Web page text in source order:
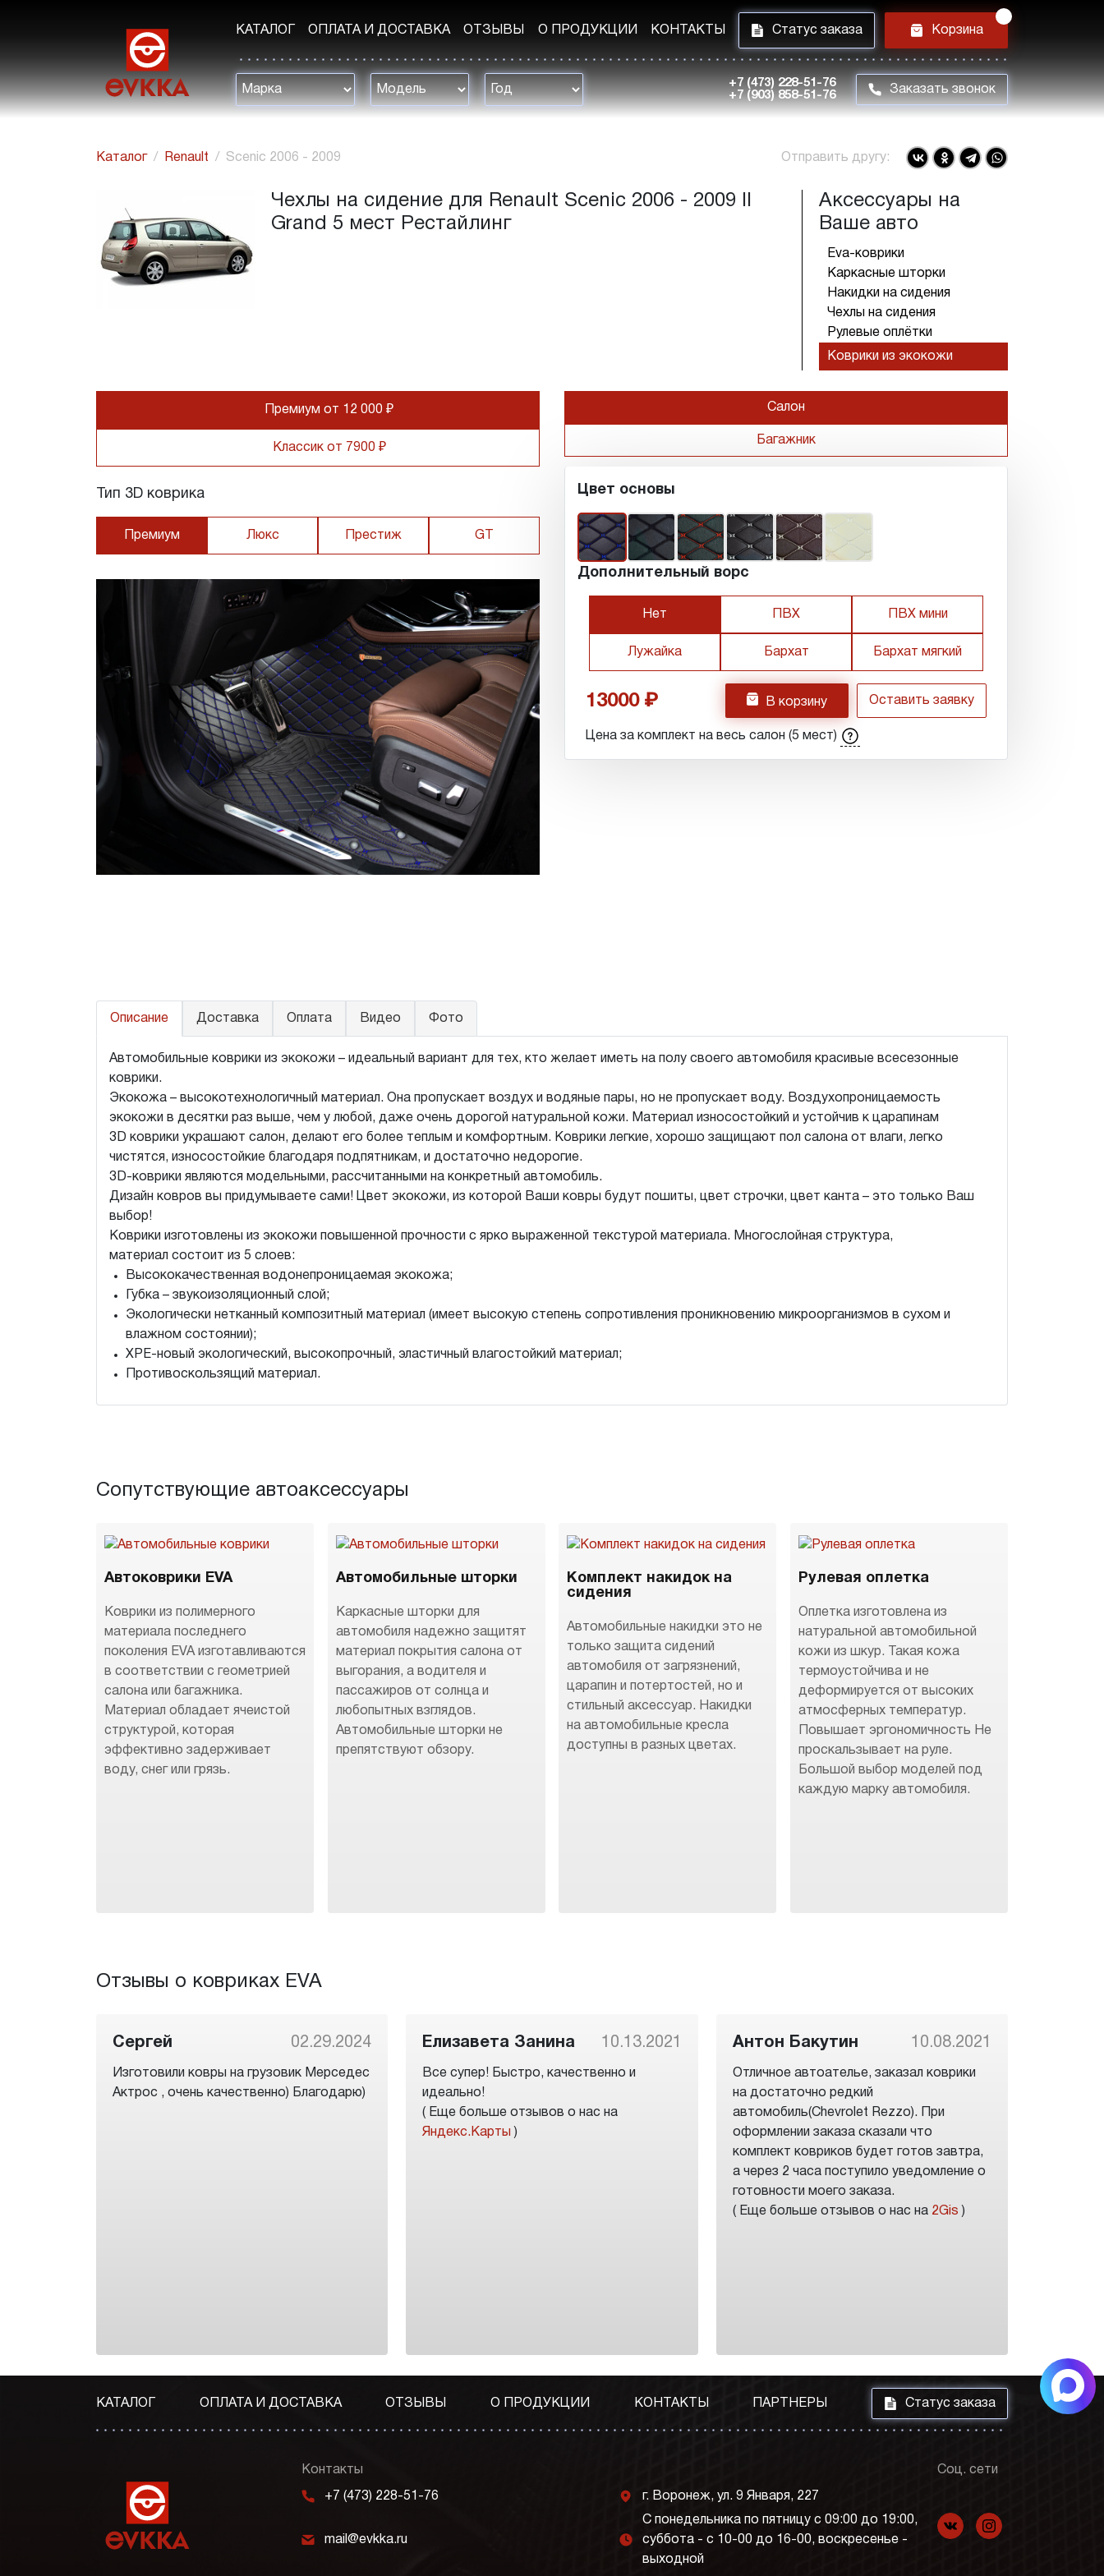
КАТАЛОГ ОПЛАТА И ДОСТАВКА ОТЗЫВЫ О ПРОДУКЦИИ КОНТАКТЫ i Статус заказа h Корзина
+7 (473) 228-51-76
+7 (903) 858-51-76
m Заказать звонок
Каталог Renault Scenic 2006 - 2009 Отправить другу:
Чехлы на сидение для Renault Scenic 2006 - 2009 II
Grand 5 мест Рестайлинг
Аксессуары на
Ваше авто
Eva-коврики
Каркасные шторки
Накидки на сидения
Чехлы на сидения
Рулевые оплётки
Коврики из экокожи
Премиум от 12 000 ₽
Классик от 7900 ₽
Тип 3D коврика
Премиум Люкс Престиж GT
Салон
Багажник
Цвет основы
Дополнительный ворс
Нет ПВХ ПВХ мини
Лужайка Бархат Бархат мягкий
13000 h В корзину Оставить заявку
Цена за комплект на весь салон (5 мест)
Описание Доставка Оплата Видео Фото
Автомобильные коврики из экокожи – идеальный вариант для тех, кто желает иметь на полу своего автомобиля красивые всесезонные
коврики.
Экокожа – высокотехнологичный материал. Она пропускает воздух и водяные пары, но не пропускает воду. Воздухопроницаемость
экокожи в десятки раз выше, чем у любой, даже очень дорогой натуральной кожи. Материал износостойкий и устойчив к царапинам
3D коврики украшают салон, делают его более теплым и комфортным. Коврики легкие, хорошо защищают пол салона от влаги, легко
чистятся, износостойкие благодаря подпятникам, и достаточно недорогие.
3D-коврики являются модельными, рассчитанными на конкретный автомобиль.
Дизайн ковров вы придумываете сами! Цвет экокожи, из которой Ваши ковры будут пошиты, цвет строчки, цвет канта – это только Ваш
выбор!
Коврики изготовлены из экокожи повышенной прочности с ярко выраженной текстурой материала. Многослойная структура,
материал состоит из 5 слоев:
Высококачественная водонепроницаемая экокожа;
Губка – звукоизоляционный слой;
Экологически нетканный композитный материал (имеет высокую степень сопротивления проникновению микроорганизмов в сухом и
влажном состоянии);
XPE-новый экологический, высокопрочный, эластичный влагостойкий материал;
Противоскользящий материал.
Сопутствующие автоаксессуары
Автоковрики EVA
Коврики из полимерного
материала последнего
поколения EVA изготавливаются
в соответствии с геометрией
салона или багажника.
Материал обладает ячеистой
структурой, которая
эффективно задерживает
воду, снег или грязь.
Автомобильные шторки
Каркасные шторки для
автомобиля надежно защитят
материал покрытия салона от
выгорания, а водителя и
пассажиров от солнца и
любопытных взглядов.
Автомобильные шторки не
препятствуют обзору.
Комплект накидок на
сидения
Автомобильные накидки это не
только защита сидений
автомобиля от загрязнений,
царапин и потертостей, но и
стильный аксессуар. Накидки
на автомобильные кресла
доступны в разных цветах.
Рулевая оплетка
Оплетка изготовлена из
натуральной автомобильной
кожи из шкур. Такая кожа
термоустойчива и не
деформируется от высоких
атмосферных температур.
Повышает эргономичность Не
проскальзывает на руле.
Большой выбор моделей под
каждую марку автомобиля.
Отзывы о ковриках EVA
Сергей 02.29.2024
Изготовили ковры на грузовик Мерседес
Актрос , очень качественно) Благодарю)
Елизавета Занина 10.13.2021
Все супер! Быстро, качественно и
идеально!
( Еще больше отзывов о нас на
Яндекс.Карты
)
Антон Бакутин 10.08.2021
Отличное автоателье, заказал коврики
на достаточно редкий
автомобиль(Chevrolet Rezzo). При
оформлении заказа сказали что
комплект ковриков будет готов завтра,
а через 2 часа поступило уведомление о
готовности моего заказа.
( Еще больше отзывов о нас на 2Gis )
КАТАЛОГ ОПЛАТА И ДОСТАВКА ОТЗЫВЫ О ПРОДУКЦИИ КОНТАКТЫ ПАРТНЕРЫ i Статус заказа
Контакты
m +7 (473) 228-51-76 j г. Воронеж, ул. 9 Января, 227
k mail@evkka.ru l
С понедельника по пятницу с 09:00 до 19:00,
суббота - с 10-00 до 16-00, воскресенье -
выходной
Соц. сети
f p